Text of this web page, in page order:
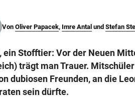
GmbH & Co KG 2026
Von Oliver Papacek, Imre Antal und Stefan
ein Stofftier: Vor der Neuen
trägt man Trauer.
dubiosen Freunden, an die
sein dürfte.